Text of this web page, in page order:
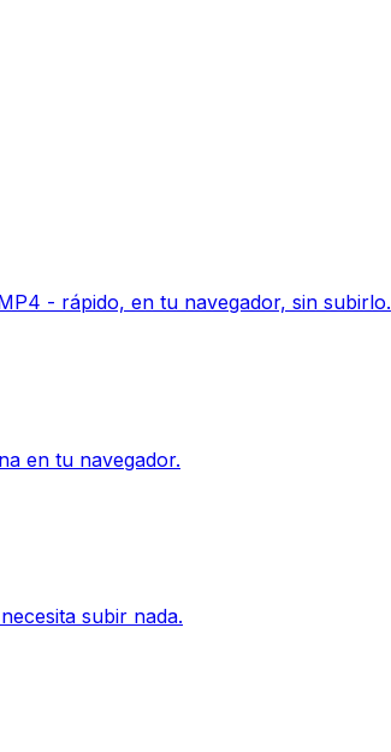
- rápido, en tu navegador, sin subirlo.
en tu navegador.
subir nada.